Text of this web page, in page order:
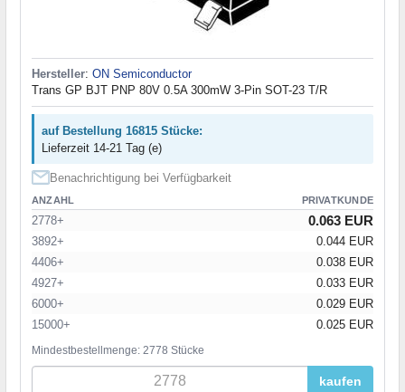
Hersteller: ON Semiconductor
Trans GP BJT PNP 80V 0.5A 300mW 3-Pin SOT-23 T/R
auf Bestellung 16815 Stücke:
Lieferzeit 14-21 Tag (e)
Benachrichtigung bei Verfügbarkeit
ANZAHL PRIVATKUNDE
2778+ 0.063 EUR
3892+
0.044 EUR
4406+
0.038 EUR
4927+
0.033 EUR
6000+
0.029 EUR
15000+
0.025 EUR
Mindestbestellmenge: 2778 Stücke
kaufen